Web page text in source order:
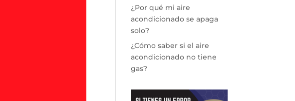
¿Por qué mi aire
acondicionado se apaga
solo?
¿Cómo saber si el aire
acondicionado no tiene
gas?